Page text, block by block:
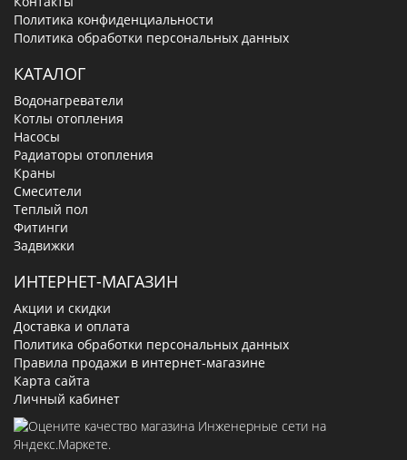
Политика конфиденциальности
Политика обработки персональных данных
КАТАЛОГ
Водонагреватели
Котлы отопления
Насосы
Радиаторы отопления
Краны
Смесители
Теплый пол
Фитинги
Задвижки
ИНТЕРНЕТ-МАГАЗИН
Акции и скидки
Доставка и оплата
Политика обработки персональных данных
Правила продажи в интернет-магазине
Карта сайта
Личный кабинет